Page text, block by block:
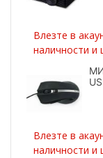
Влезте в
наличности и
Влезте в
наличности и